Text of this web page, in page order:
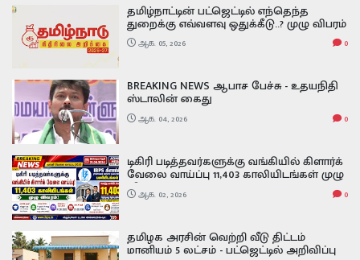
தமிழ்நாட்டின் பட்ஜெட்டில் எந்தெந்த
துறைக்கு எவ்வளவு ஒதுக்கீடு..? முழு விபரம்
இதோ
ஆக. 05, 2026 0
BREAKING NEWS ஆபாச பேச்சு - உதயநிதி
ஸ்டாலின் கைது
ஆக. 04, 2026 0
டிகிரி படித்தவர்களுக்கு வங்கியில் கிளார்க்
வேலை வாய்ப்பு 11,403 காலியிடங்கள் முழு
விவரம் ibps clerk exam date 2026
ஆக. 02, 2026 0
தமிழக அரசின் வெற்றி வீடு திட்டம்
மானியம் 5 லட்சம் - பட்ஜெட்டில் அறிவிப்பு